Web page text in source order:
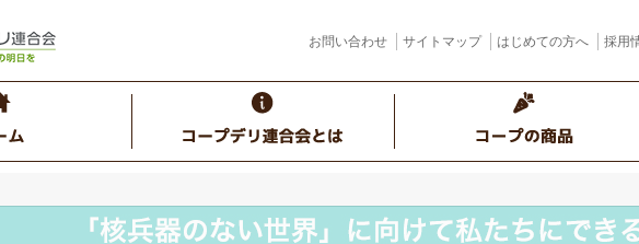
お問い合わせ サイトマップ はじめての方へ 採用